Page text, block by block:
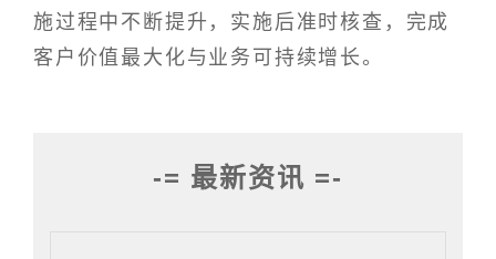
施过程中不断提升，实施后准时核查，完成
客户价值最大化与业务可持续增长。
-= 最新资讯 =-